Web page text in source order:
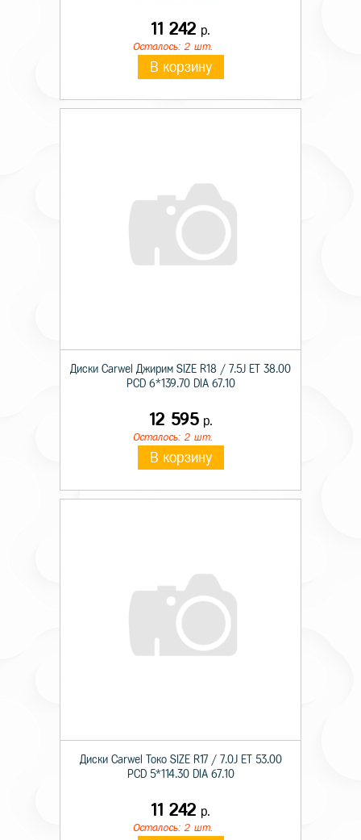
11 242 р.
Осталось: 2 шт.
В корзину
Диски Carwel Джирим SIZE R18 / 7.5J ET 38.00
PCD 6*139.70 DIA 67.10
12 595р.
Осталось: 2 шт.
В корзину
Диски Carwel Токо SIZE R17 / 7.0J ET 53.00
PCD 5*114.30 DIA 67.10
11 242 р.
Осталось: 2 шт.